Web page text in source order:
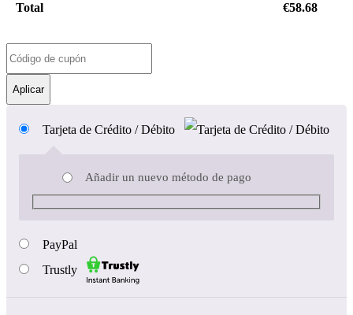
Total €58.68
Aplicar
Tarjeta de Crédito / Débito
Añadir un nuevo método de pago
PayPal
Trustly